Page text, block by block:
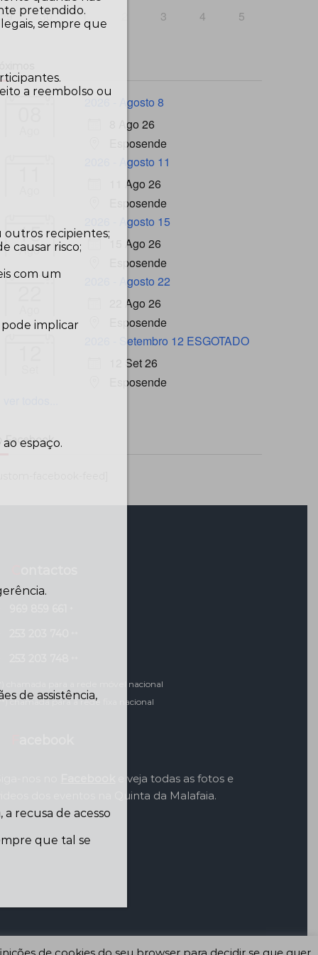
29 30 1 3 4 5
2026 - Agosto 8
8 Ago 26
Esposende
2026 - Agosto 11
11 Ago 26
Esposende
15
Ago
2026 - Agosto 15
15 Ago 26
Esposende
2026 - Agosto 22
22 Ago 26
Esposende
2026 - Setembro 12 ESGOTADO
12 Set 26
Esposende
Facebook…
(*) chamada para a rede móvel nacional
chamada para a rede fixa nacional
e veja todas as fotos e
videos dos eventos na Quinta da Malafaia.
pretendido.
sempre que
a reembolso ou
outros recipientes;
causar risco;
com um
implicar
espaço.
de assistência,
recusa de acesso
que tal se